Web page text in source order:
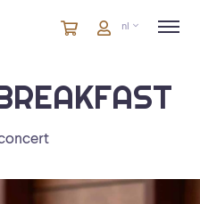
Winkelmandje
artikelen
Account
nl